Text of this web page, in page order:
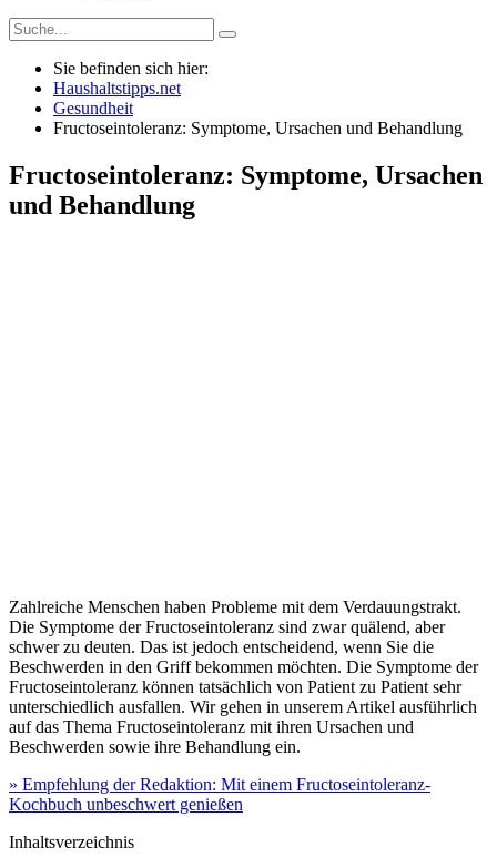
Sie befinden sich hier:
Haushaltstipps.net
Gesundheit
Fructoseintoleranz: Symptome, Ursachen und Behandlung
Fructoseintoleranz: Symptome, Ursachen
und Behandlung
Zahlreiche Menschen haben Probleme mit dem Verdauungstrakt.
Die Symptome der Fructoseintoleranz sind zwar quälend, aber
schwer zu deuten. Das ist jedoch entscheidend, wenn Sie die
Beschwerden in den Griff bekommen möchten. Die Symptome der
Fructoseintoleranz können tatsächlich von Patient zu Patient sehr
unterschiedlich ausfallen. Wir gehen in unserem Artikel ausführlich
auf das Thema Fructoseintoleranz mit ihren Ursachen und
Beschwerden sowie ihre Behandlung ein.
» Empfehlung der Redaktion: Mit einem Fructoseintoleranz-
Kochbuch unbeschwert genießen
Inhaltsverzeichnis